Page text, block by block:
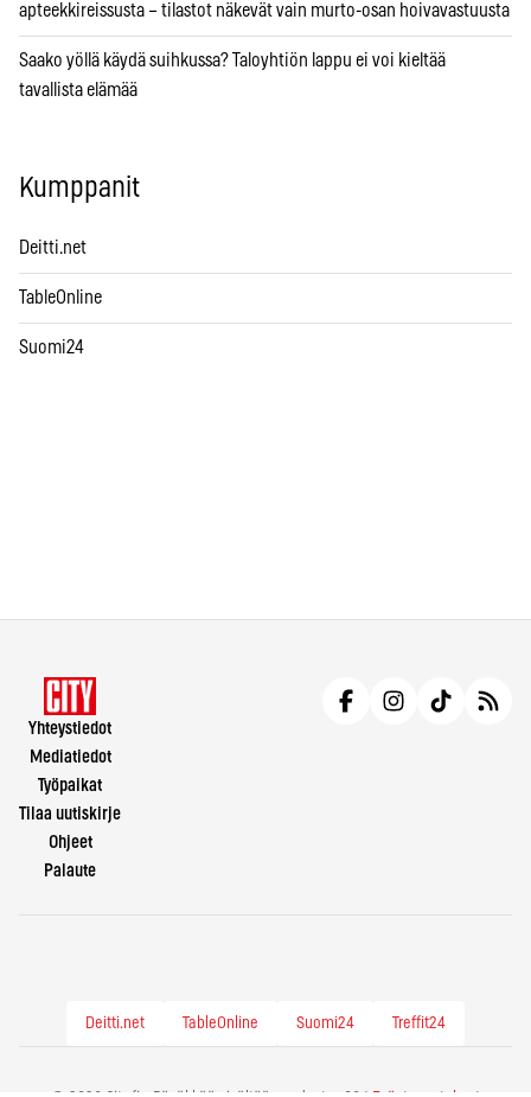
apteekkireissusta – tilastot näkevät vain murto-osan hoivavastuusta
Saako yöllä käydä suihkussa? Taloyhtiön lappu ei voi kieltää
tavallista elämää
Kumppanit
Deitti.net
TableOnline
Suomi24
Yhteystiedot
Mediatiedot
Työpaikat
Tilaa uutiskirje
Ohjeet
Palaute
Deitti.net TableOnline Suomi24 Treffit24